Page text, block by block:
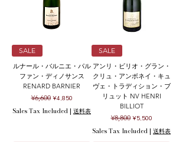
SALE
ルナール・バルニエ・パル
ファン・ディノサンス
RENARD BARNIER
Regular Price
¥6,600 Sale Price
¥4,850
Sales Tax Included | 送料表
SALE
アンリ・ビリオ・グラン・
クリュ・アンボネイ・キュ
ヴェ・トラディション・ブ
リュット NV HENRI
BILLIOT
Regular Price
¥8,800 Sale Price
¥5,500
Sales Tax Included | 送料表